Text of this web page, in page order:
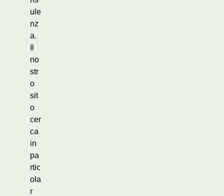
ule
nz
a.
no
str
o
sit
o
cer
ca
in
pa
rtic
ola
r